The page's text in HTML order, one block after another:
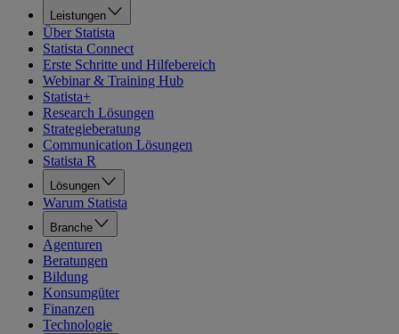
Leistungen
Über Statista
Statista Connect
Erste Schritte und Hilfebereich
Webinar & Training Hub
Statista+
Research Lösungen
Strategieberatung
Communication Lösungen
Statista R
Lösungen
Warum Statista
Branche
Agenturen
Beratungen
Bildung
Konsumgüter
Finanzen
Technologie